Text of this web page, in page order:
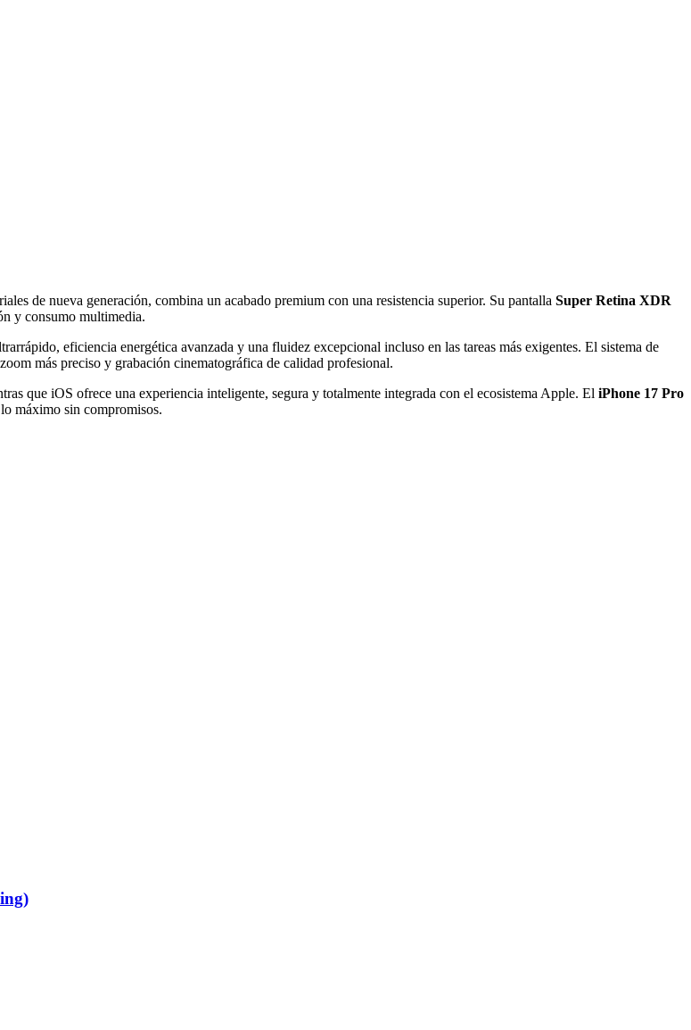
de nueva generación, combina un acabado premium con una resistencia superior. Su pantalla Super Retina XDR
y consumo multimedia.
eficiencia energética avanzada y una fluidez excepcional incluso en las tareas más exigentes. El sistema de
más preciso y grabación cinematográfica de calidad profesional.
que iOS ofrece una experiencia inteligente, segura y totalmente integrada con el ecosistema Apple. El iPhone 17 Pro
máximo sin compromisos.